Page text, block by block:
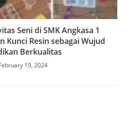
Seni di SMK Angkasa 1
Kunci Resin sebagai Wujud
Berkualitas
19, 2024